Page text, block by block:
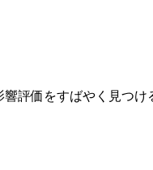
評価をすばやく見つけ